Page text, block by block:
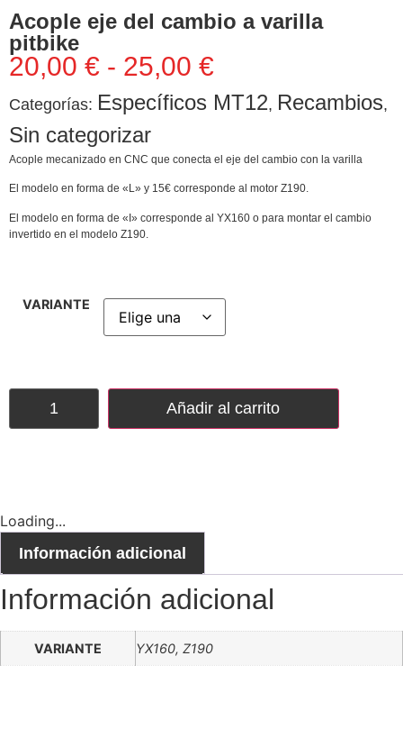
Acople eje del cambio a varilla
pitbike
20,00 € - 25,00 €
Categorías: Específicos MT12, Recambios,
Sin categorizar
Acople mecanizado en CNC que conecta el eje del cambio con la varilla
El modelo en forma de «L» y 15€ corresponde al motor Z190.
El modelo en forma de «I» corresponde al YX160 o para montar el cambio
invertido en el modelo Z190.
VARIANTE
Añadir al carrito
Loading...
Información adicional
Información adicional
VARIANTE YX160, Z190